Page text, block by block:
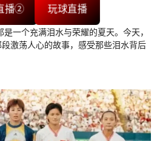
播② 玩球直播
一个充满泪水与荣耀的夏天。今天，
激荡人心的故事，感受那些泪水背后